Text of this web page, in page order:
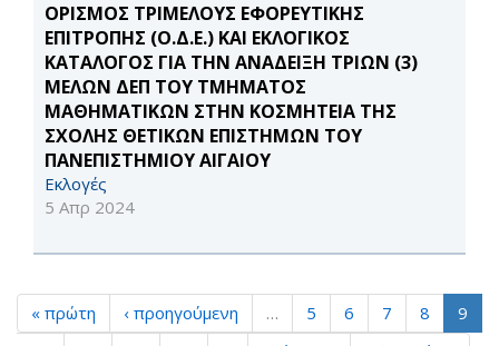
ΟΡΙΣΜΟΣ ΤΡΙΜΕΛΟΥΣ ΕΦΟΡΕΥΤΙΚΗΣ
ΕΠΙΤΡΟΠΗΣ (Ο.Δ.Ε.) ΚΑΙ ΕΚΛΟΓΙΚΟΣ
ΚΑΤΑΛΟΓΟΣ ΓΙΑ ΤΗΝ ΑΝΑΔΕΙΞΗ ΤΡΙΩΝ (3)
ΜΕΛΩΝ ΔΕΠ ΤΟΥ ΤΜΗΜΑΤΟΣ
MΑΘΗΜΑΤΙΚΩΝ ΣΤΗΝ ΚΟΣΜΗΤΕΙΑ ΤΗΣ
ΣΧΟΛΗΣ ΘΕΤΙΚΩΝ ΕΠΙΣΤΗΜΩΝ ΤΟΥ
ΠΑΝΕΠΙΣΤΗΜΙΟΥ ΑΙΓΑΙΟΥ
Εκλογές
5 Απρ 2024
« πρώτη ‹ προηγούμενη … 5 6 7 8
9